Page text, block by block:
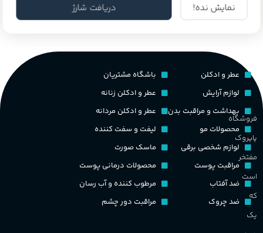
فروشگاه
پاپروک
مفتخر
است
که
یک
عطر و ادکلن
لوازم آرایش
بهداشت و مراقبت بدن
محصولات مو
لوازم شخصی برقی
مراقبت پوست
ضد آفتاب
ضد چروک
باشگاه مشتریان
عطر و ادکلن زنانه
عطر و ادکلن مردانه
لیفت و سفت کننده
ماسک صورت
محصولات درمانی پوست
مرطوب کننده و آب رسان
مراقبت دور چشم
نمایش نده! دریافت شارژ